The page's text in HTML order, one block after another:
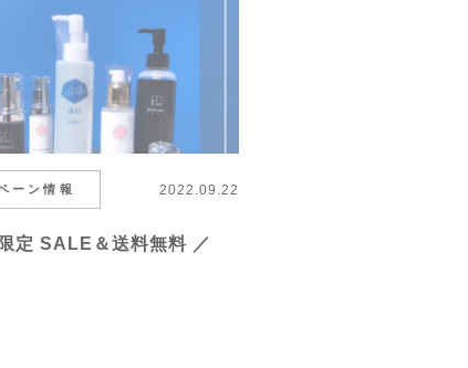
ーン情報 2022.09.22
定 SALE＆送料無料 ／